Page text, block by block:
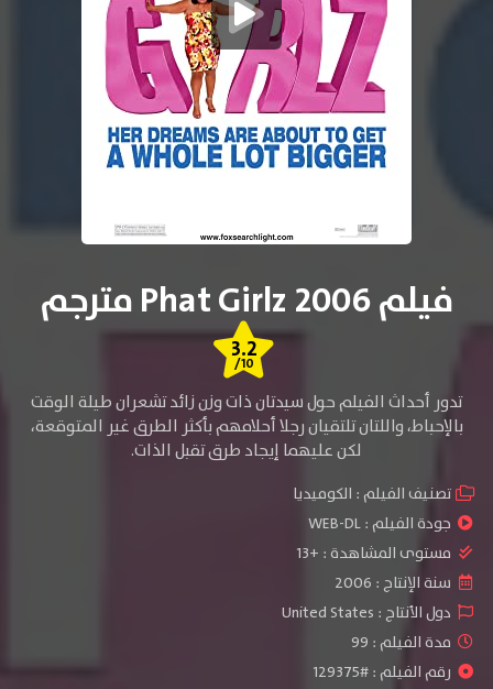
فيلم Phat Girlz 2006 مترجم
3.2
/10
تدور أحداث الفيلم حول سيدتان ذات وزن زائد تشعران طيلة الوقت
باﻹحباط، واللتان تلتقيان رجلا أحلامهم بأكثر الطرق غير المتوقعة،
لكن عليهما إيجاد طرق تقبل الذات.
تصنيف الفيلم : الكوميديا
جودة الفيلم :WEB-DL
مستوى المشاهدة : +13
سنة الإنتاج : 2006
دول الأنتاج : United States
مدة الفيلم : 99
رقم الفيلم : #129375